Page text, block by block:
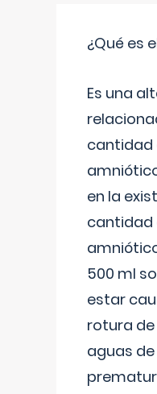
¿Qué es
Es una
cantidad
en la
cantidad
500 ml
estar
rotura
aguas